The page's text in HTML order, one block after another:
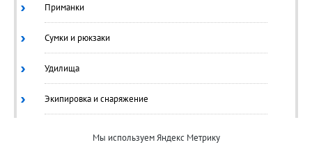
Приманки
Сумки и рюкзаки
Удилища
Экипировка и снаряжение
Мы используем Яндекс Метрику